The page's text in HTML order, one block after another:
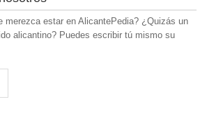
merezca estar en AlicantePedia? ¿Quizás un
alicantino? Puedes escribir tú mismo su